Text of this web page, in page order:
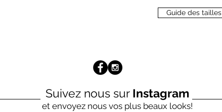
Guide des tailles
Suivez nous sur Instagram
et envoyez nous vos plus beaux looks!